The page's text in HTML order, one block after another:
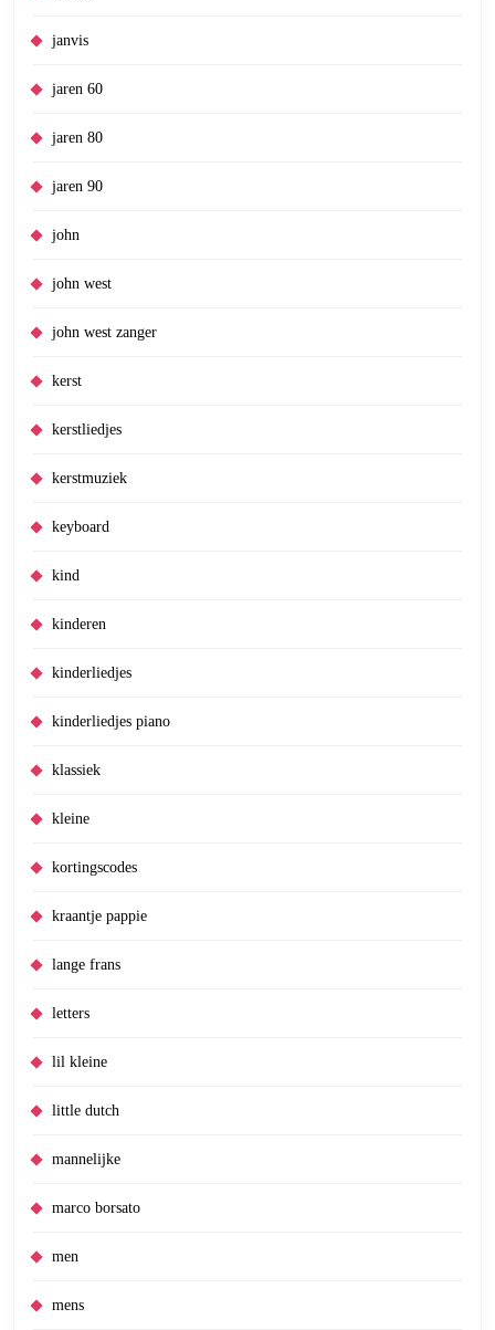
janvis
jaren 60
jaren 80
jaren 90
john
john west
john west zanger
kerst
kerstliedjes
kerstmuziek
keyboard
kind
kinderen
kinderliedjes
kinderliedjes piano
klassiek
kleine
kortingscodes
kraantje pappie
lange frans
letters
lil kleine
little dutch
mannelijke
marco borsato
men
mens